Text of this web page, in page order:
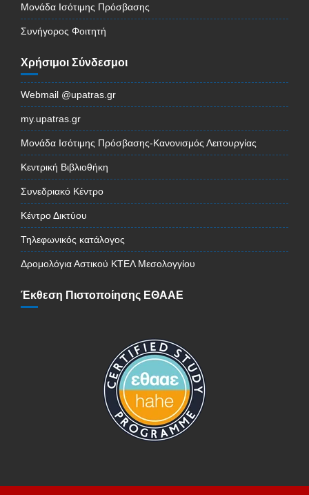
Μονάδα Ισότιμης Πρόσβασης
Συνήγορος Φοιτητή
Χρήσιμοι Σύνδεσμοι
Webmail @upatras.gr
my.upatras.gr
Μονάδα Ισότιμης Πρόσβασης-Κανονισμός Λειτουργίας
Κεντρική Βιβλιοθήκη
Συνεδριακό Κέντρο
Κέντρο Δικτύου
Τηλεφωνικός κατάλογος
Δρομολόγια Αστικού ΚΤΕΛ Μεσολογγίου
Έκθεση Πιστοποίησης ΕΘΑΑΕ